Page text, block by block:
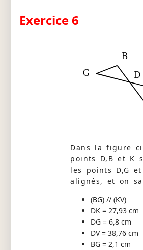
Exercice 6
D
B
G
Dans la figure
points D,B et K
les points D,G
alignés, et on
(BG) // (KV)
DK = 27,93 cm
DG = 6,8 cm
DV = 38,76 cm
BG = 2,1 cm